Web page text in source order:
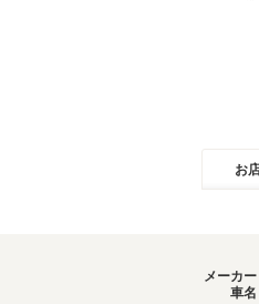
お
メーカー
車名